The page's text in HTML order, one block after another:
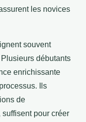
les novices
souvent
débutants
enrichissante
Ils
de
pour créer